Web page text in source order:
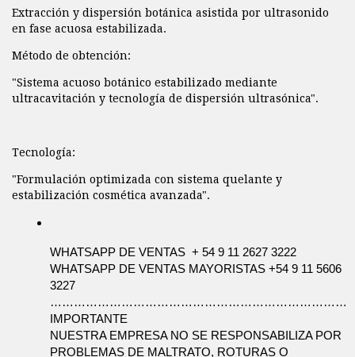
Extracción y dispersión botánica asistida por ultrasonido
en fase acuosa estabilizada.
Método de obtención:
"Sistema acuoso botánico estabilizado mediante
ultracavitación y tecnología de dispersión ultrasónica".
Tecnología:
"Formulación optimizada con sistema quelante y
estabilización cosmética avanzada".
WHATSAPP DE VENTAS  + 54 9 11 2627 3222
WHATSAPP DE VENTAS MAYORISTAS +54 9 11 5606
3227
…………………………………………………………………
IMPORTANTE
NUESTRA EMPRESA NO SE RESPONSABILIZA POR
PROBLEMAS DE MALTRATO, ROTURAS O